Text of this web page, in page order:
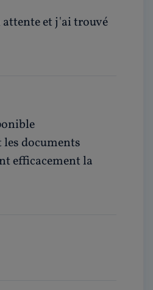
et j'ai trouvé
documents
efficacement la